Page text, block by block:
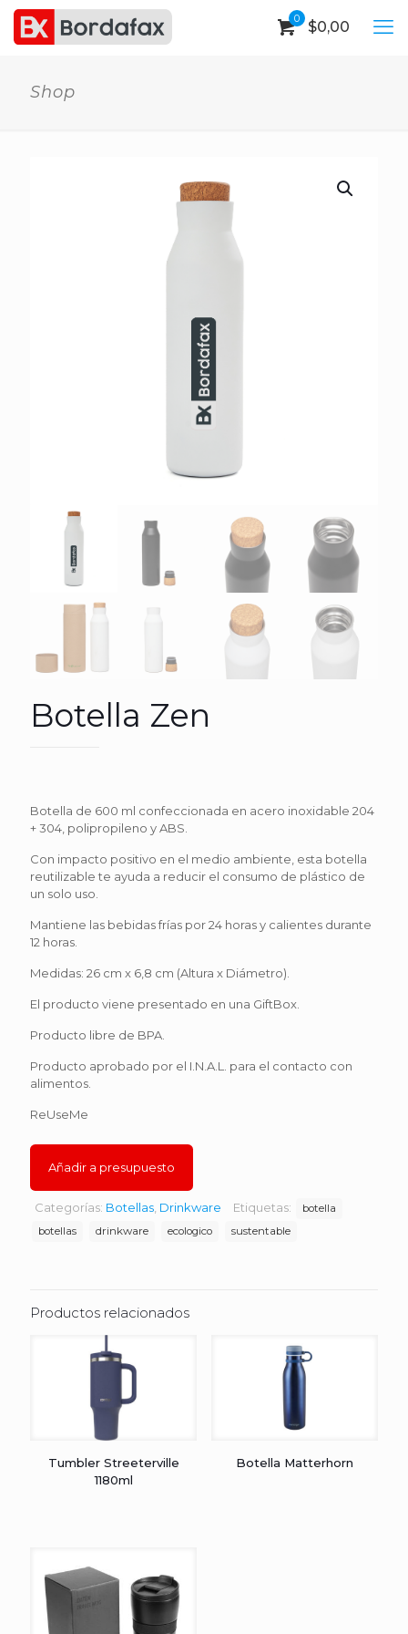
0 $0,00
Shop
Botella Zen
Botella de 600 ml confeccionada en acero inoxidable 204
+ 304, polipropileno y ABS.
Con impacto positivo en el medio ambiente, esta botella
reutilizable te ayuda a reducir el consumo de plástico de
un solo uso.
Mantiene las bebidas frías por 24 horas y calientes durante
12 horas.
Medidas: 26 cm x 6,8 cm (Altura x Diámetro).
El producto viene presentado en una GiftBox.
Producto libre de BPA.
Producto aprobado por el I.N.A.L. para el contacto con
alimentos.
ReUseMe
Añadir a presupuesto
Categorías: Botellas Drinkware Etiquetas:
botella
botellas
drinkware ecologico sustentable
Productos relacionados
Tumbler Streeterville
1180ml
Botella Matterhorn